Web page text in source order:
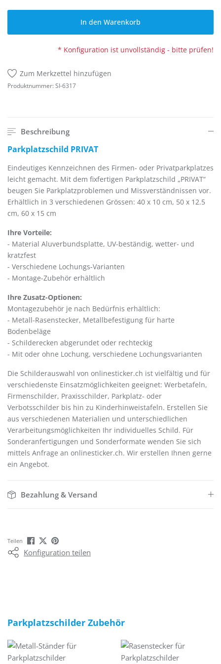
In den Warenkorb
* Konfiguration ist unvollständig - bitte prüfen!
Zum Merkzettel hinzufügen
Produktnummer: SI-6317
Beschreibung
Parkplatzschild PRIVAT
Eindeutiges Kennzeichnen des Firmen- oder Privatparkplatzes
leicht gemacht. Mit dem fixfertigen Parkplatzschild „PRIVAT“
beugen Sie Parkplatzproblemen und Missverständnissen vor.
Erhältlich in 3 verschiedenen Grössen: 40 x 10 cm, 50 x 12.5
cm, 60 x 15 cm
Ihre Vorteile:
- Material Aluverbundsplatte, UV-beständig, wetter- und
kratzfest
- Verschiedene Lochungs-Varianten
- Montage-Zubehör erhältlich
Ihre Zusatz-Optionen:
Montagezubehör je nach Bedürfnis erhältlich:
- Metall-Rasenstecker, Metallbefestigung für harte
Bodenbeläge
- Schilderecken abgerundet oder rechteckig
- Mit oder ohne Lochung, verschiedene Lochungsvarianten
Die Schilderauswahl von onlinesticker.ch ist vielfältig und für
verschiedenste Einsatzmöglichkeiten geeignet: Werbetafeln,
Firmenschilder, Praxisschilder, Parkplatz- oder
Verbotsschilder bis hin zu Kinderhinweistafeln. Erstellen Sie
aus verschiedenen Materialien und unterschiedlichen
Verarbeitungsmöglichkeiten Ihr individuelles Schild. Für
Sonderanfertigungen und Sonderformate wenden Sie sich
mittels Anfrage an onlinesticker.ch. Wir erstellen Ihnen gerne
ein Angebot.
Bezahlung & Versand
Teilen
Konfiguration teilen
Produktgalerie überspringen
Parkplatzschilder Zubehör